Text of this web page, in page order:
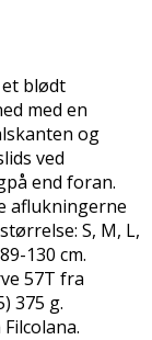
blødt
med en
og
ved
end foran.
aflukningerne
S, M, L,
130 cm.
57T fra
375 g.